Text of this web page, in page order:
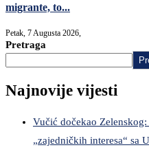
migrante, to...
Petak, 7 Augusta 2026,
Pretraga
Najnovije vijesti
Vučić dočekao
„zajedničkih interesa“ sa